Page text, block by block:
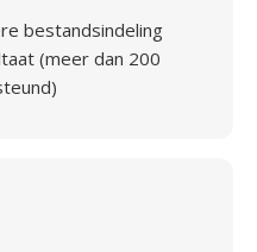
bestandsindeling
(meer dan 200